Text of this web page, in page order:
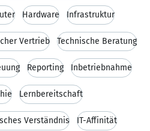
Hardware Infrastruktur
Vertrieb Technische Beratung
Reporting Inbetriebnahme
Lernbereitschaft
Verständnis IT-Affinität